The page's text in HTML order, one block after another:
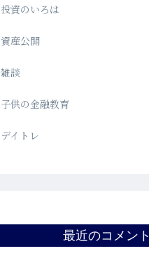
投資のいろは
資産公開
雑談
子供の金融教育
デイトレ
最近のコメント